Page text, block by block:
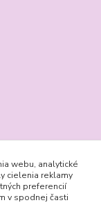
webu, analytické
cielenia reklamy
preferencií
v spodnej časti